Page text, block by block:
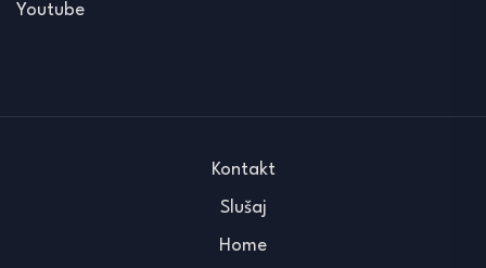
Youtube
Kontakt
Slušaj
Home